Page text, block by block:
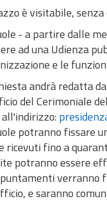
è visitabile,
- a partire dalle
ad una Udienza
e le
andrà redatta
del Cerimoniale
potranno fissare
ricevuti fino a
potranno essere
verranno
e saranno